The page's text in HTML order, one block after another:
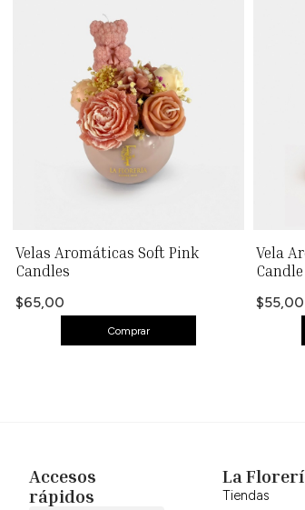
Velas Aromáticas Soft Pink
Candles
$65,00
Comprar
Vela
Candle
$55,00
Accesos
rápidos
La
Tiendas